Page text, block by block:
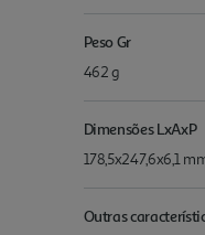
Peso Gr
462 g
Dimensões LxAxP
178,5x247,6x6,1
Outras